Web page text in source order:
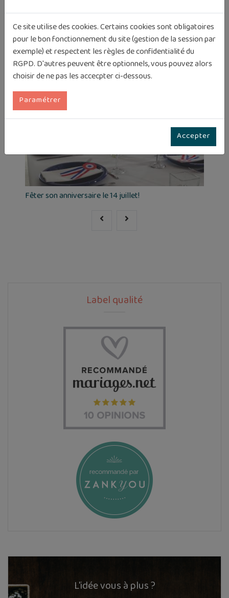
Vous aimerez aussi
Fêter son anniversaire le 14 juillet!
Label qualité
L'idée vous à plus ?
Ce site utilise des cookies. Certains cookies sont obligatoires
pour le bon fonctionnement du site (gestion de la session par
exemple) et respectent les règles de confidentialité du
RGPD. D'autres peuvent être optionnels, vous pouvez alors
choisir de ne pas les accecpter ci-dessous.
Paramétrer
Accepter